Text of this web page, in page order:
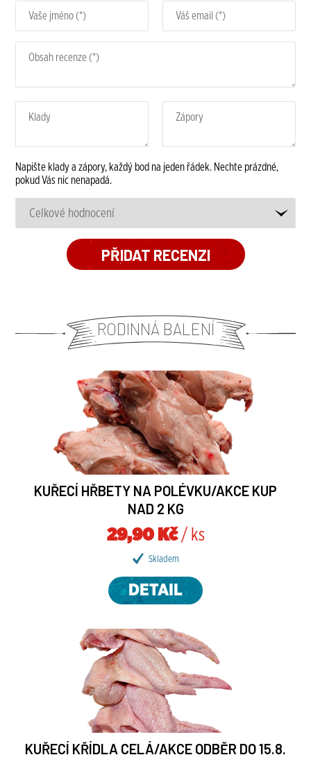
Napište klady a zápory, každý bod na jeden řádek. Nechte prázdné,
pokud Vás nic nenapadá.
RODINNÁ BALENÍ
KUŘECÍ HŘBETY NA POLÉVKU/AKCE KUP
NAD 2 KG
29,90 Kč/ ks
Skladem
DETAIL
KUŘECÍ KŘÍDLA CELÁ/AKCE ODBĚR DO 15.8.